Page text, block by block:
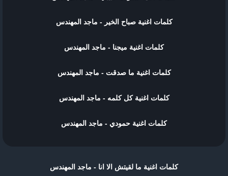
كلمات اغنية صباح الخير - ماجد المهندس
كلمات اغنية ميجنا - ماجد المهندس
كلمات اغنية ما صدقت - ماجد المهندس
كلمات اغنية كل كلمه - ماجد المهندس
كلمات اغنية حمودي - ماجد المهندس
كلمات اغنية ما لقيتش الا انا - ماجد المهندس